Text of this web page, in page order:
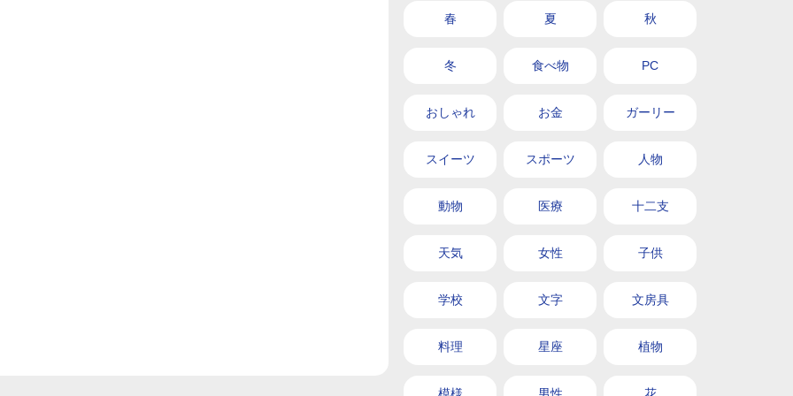
春 夏 秋
冬 食べ物 PC
おしゃれ お金 ガーリー
スイーツ スポーツ 人物
動物 医療 十二支
天気 女性 子供
学校 文字 文房具
料理 星座 植物